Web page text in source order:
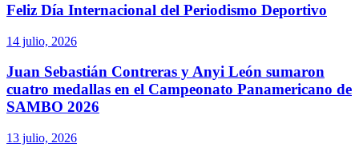
Feliz Día Internacional del Periodismo Deportivo
14 julio, 2026
Juan Sebastián Contreras y Anyi León sumaron
cuatro medallas en el Campeonato Panamericano de
SAMBO 2026
13 julio, 2026